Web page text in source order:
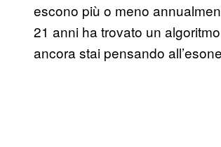
escono più o meno
21 anni ha trovato un
ancora stai pensando